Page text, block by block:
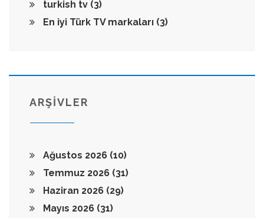
turkish tv (3)
En iyi Türk TV markaları (3)
ARŞİVLER
Ağustos 2026 (10)
Temmuz 2026 (31)
Haziran 2026 (29)
Mayıs 2026 (31)